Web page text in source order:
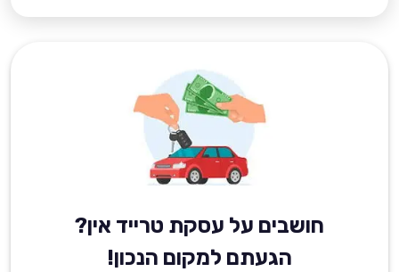
חושבים על עסקת טרייד אין?
הגעתם למקום הנכון!